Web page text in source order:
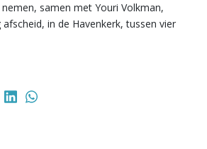
samen met Youri Volkman,
in de Havenkerk, tussen vier